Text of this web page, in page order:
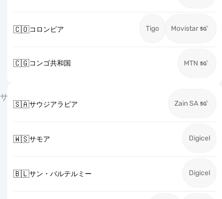
🇨🇴コロンビア Tigo Movistar
🇨🇬コンゴ共和国 MTN
サ
🇸🇦サウジアラビア Zain SA
🇼🇸サモア Digicel
🇧🇱サン・バルテルミー Digicel